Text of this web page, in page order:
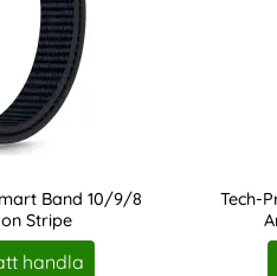
Band 10/9/8
Stripe
handla
Tech-
Art. nr